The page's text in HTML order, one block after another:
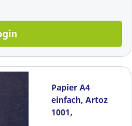
Papier A4
einfach, Artoz
1001,